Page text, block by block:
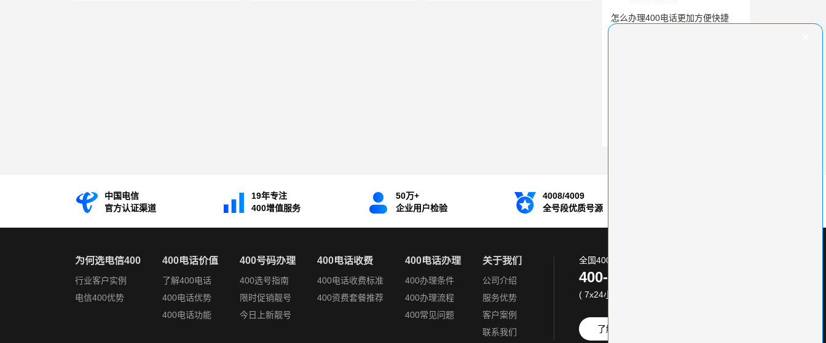
怎么办理400电话更加方便快捷
中国电信
官方认证渠道
19年专注
400增值服务
50万+
企业用户检验
4008/4009
全号段优质号源
为何选电信400
行业客户实例
电信400优势
400电话价值
了解400电话
400电话优势
400电话功能
400号码办理
400选号指南
限时促销靓号
今日上新靓号
400电话收费
400电话收费标准
400资费套餐推荐
400电话办理
400办理条件
400办理流程
400常见问题
关于我们
公司介绍
服务优势
客户案例
联系我们
全国400电话服务热线:
400-870-8800
( 7x24小时 )
了解更多